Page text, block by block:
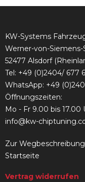
KW-Systems
Werner-von-Siemens-
52477 Alsdorf
Tel: +49 (0)2404/ 677
WhatsApp: +49
Öffnungszeiten:
Mo - Fr 9.00 bis 17.00
info@kw-
Zur Wegbeschreibung
Startseite
Vertrag widerrufen